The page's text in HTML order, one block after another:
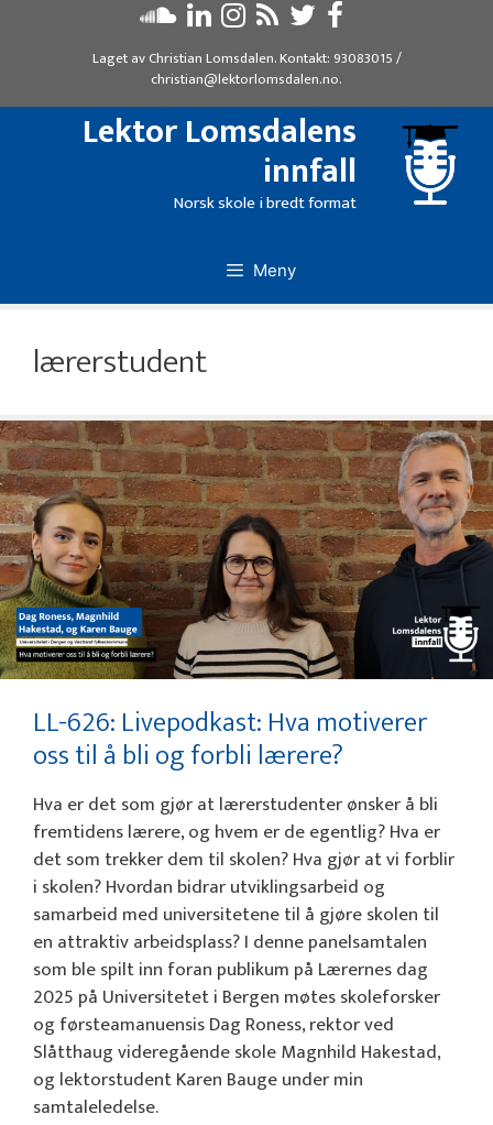
Laget avChristian Lomsdalen. Kontakt: 93083015/
christian@lektorlomsdalen.no.
Lektor Lomsdalens
innfall
Norsk skole i bredt format
Meny
lærerstudent
LL-626: Livepodkast: Hva motiverer
oss til å bli og forbli lærere?
Hva er det som gjør at lærerstudenter ønsker å bli
fremtidens lærere, og hvem er de egentlig? Hva er
det som trekker dem til skolen? Hva gjør at vi forblir
i skolen? Hvordan bidrar utviklingsarbeid og
samarbeid med universitetene til å gjøre skolen til
en attraktiv arbeidsplass? I denne panelsamtalen
som ble spilt inn foran publikum på Lærernes dag
2025 på Universitetet i Bergen møtes skoleforsker
og førsteamanuensis Dag Roness, rektor ved
Slåtthaug videregående skole Magnhild Hakestad,
og lektorstudent Karen Bauge under min
samtaleledelse.